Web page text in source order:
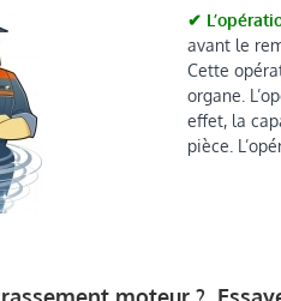
✔
avant le
Cette
organe.
effet, la
pièce.
moteur ?